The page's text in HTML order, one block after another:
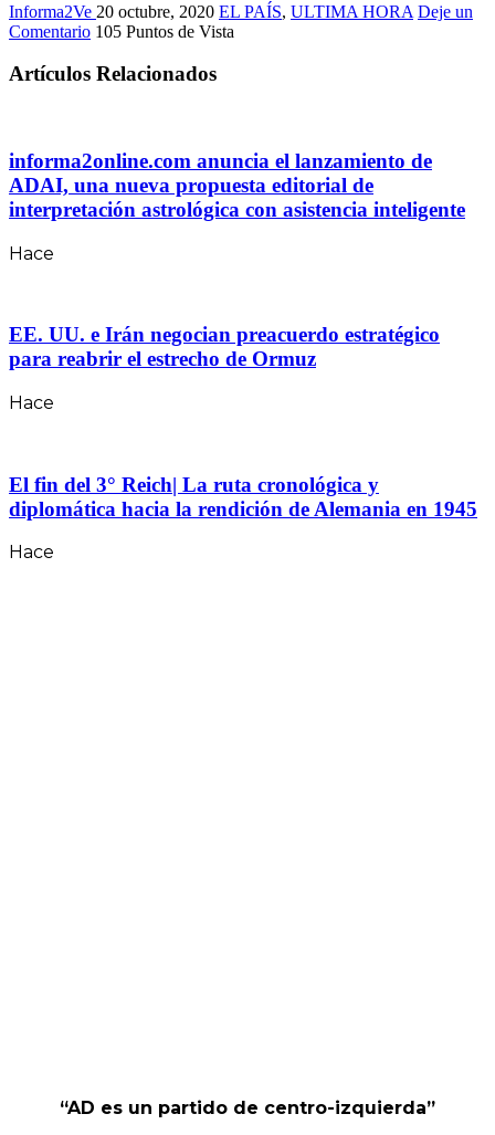
Informa2Ve 20 octubre, 2020 EL PAÍS, ULTIMA HORA Deje un
Comentario 105 Puntos de Vista
Artículos Relacionados
informa2online.com anuncia el lanzamiento de
ADAI, una nueva propuesta editorial de
interpretación astrológica con asistencia inteligente
Hace
EE. UU. e Irán negocian preacuerdo estratégico
para reabrir el estrecho de Ormuz
Hace
El fin del 3° Reich| La ruta cronológica y
diplomática hacia la rendición de Alemania en 1945
Hace
“AD es un partido de centro-izquierda”